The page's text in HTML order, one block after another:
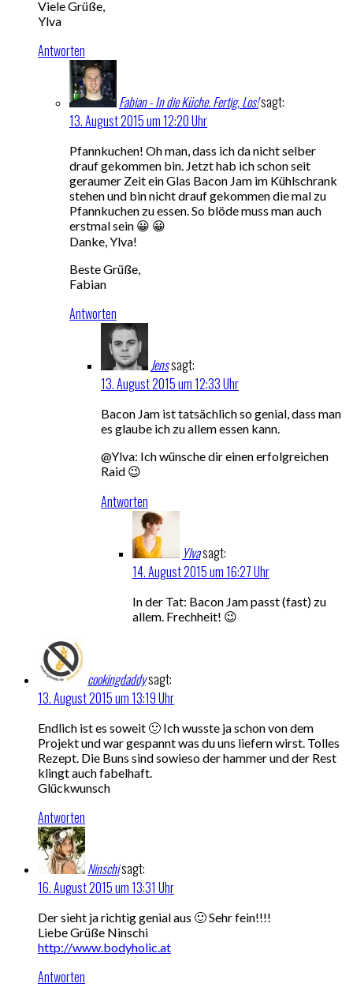
Viele Grüße,
Ylva
Antworten
Fabian - In die Küche. Fertig, Los!sagt:
13. August 2015 um 12:20 Uhr
Pfannkuchen! Oh man, dass ich da nicht selber
drauf gekommen bin. Jetzt hab ich schon seit
geraumer Zeit ein Glas Bacon Jam im Kühlschrank
stehen und bin nicht drauf gekommen die mal zu
Pfannkuchen zu essen. So blöde muss man auch
erstmal sein 😀 😀
Danke, Ylva!
Beste Grüße,
Fabian
Antworten
Jenssagt:
13. August 2015 um 12:33 Uhr
Bacon Jam ist tatsächlich so genial, dass man
es glaube ich zu allem essen kann.
@Ylva: Ich wünsche dir einen erfolgreichen
Raid 😉
Antworten
Ylvasagt:
14. August 2015 um 16:27 Uhr
In der Tat: Bacon Jam passt (fast) zu
allem. Frechheit! 😉
cookingdaddysagt:
13. August 2015 um 13:19 Uhr
Endlich ist es soweit 🙂 Ich wusste ja schon von dem
Projekt und war gespannt was du uns liefern wirst. Tolles
Rezept. Die Buns sind sowieso der hammer und der Rest
klingt auch fabelhaft.
Glückwunsch
Antworten
Ninschisagt:
16. August 2015 um 13:31 Uhr
Der sieht ja richtig genial aus 🙂 Sehr fein!!!!
Liebe Grüße Ninschi
http://www.bodyholic.at
Antworten